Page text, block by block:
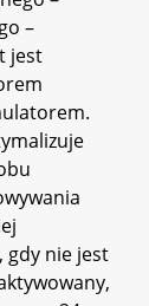
–
jest
gdy nie jest